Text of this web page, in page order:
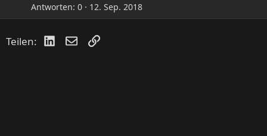
Antworten 0 12. Sep. 2018
Teilen: LinkedIn
E-MailLink